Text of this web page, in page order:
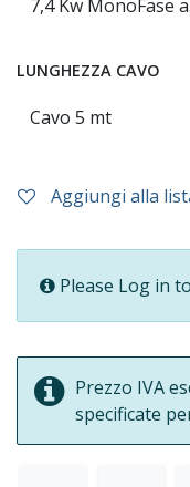
LUNGHEZZA CAVO
Aggiungi alla
Please Log in
Prezzo IVA
specificate